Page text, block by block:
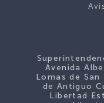
Avenida
Lomas de
de Antiguo
Libertad